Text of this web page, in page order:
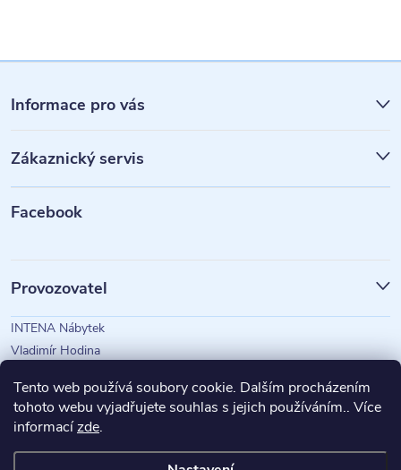
Tento web používá soubory cookie. Dalším procházením
tohoto webu vyjadřujete souhlas s jejich používáním.. Více
informacízde.
á
p
a
Informace pro vás
Zákaznický servis
Facebook
Provozovatel
INTENA Nábytek
Vladimír Hodina